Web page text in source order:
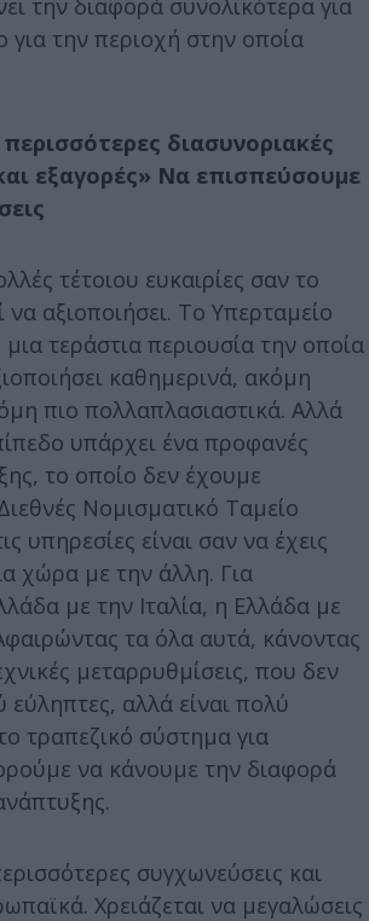
για την περιοχή στην οποία
διασυνοριακές
εξαγορές» Να επισπεύσουμε
τέτοιου ευκαιρίες σαν το
αξιοποιήσει. Το Υπερταμείο
τεράστια περιουσία την οποία
καθημερινά, ακόμη
πιο πολλαπλασιαστικά. Αλλά
υπάρχει ένα προφανές
το οποίο δεν έχουμε
Νομισματικό Ταμείο
υπηρεσίες είναι σαν να έχεις
χώρα με την άλλη. Για
με την Ιταλία, η Ελλάδα με
τα όλα αυτά, κάνοντας
μεταρρυθμίσεις, που δεν
εύληπτες, αλλά είναι πολύ
τραπεζικό σύστημα για
να κάνουμε την διαφορά
συγχωνεύσεις και
Χρειάζεται να μεγαλώσεις